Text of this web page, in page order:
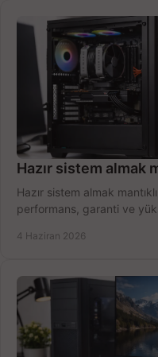
Hazır sistem almak
Hazır sistem almak
performans, garanti ve
4 Haziran 2026